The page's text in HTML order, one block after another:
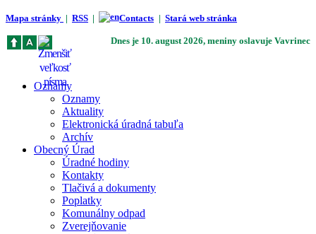
Mapa stránky | RSS | Contacts | Stará web stránka
Dnes je 10. august 2026, meniny oslavuje Vavrinec
Oznamy
Oznamy
Aktuality
Elektronická úradná tabuľa
Archív
Obecný Úrad
Úradné hodiny
Kontakty
Tlačivá a dokumenty
Poplatky
Komunálny odpad
Zverejňovanie